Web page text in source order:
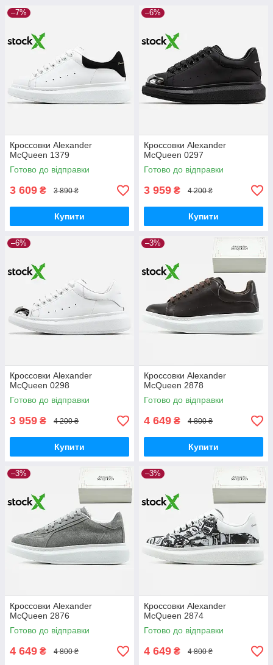
–7%
Кроссовки Alexander
McQueen 1379
Готово до відправки
3 609 ₴ 3 890 ₴
Купити
–6%
Кроссовки Alexander
McQueen 0297
Готово до відправки
3 959 ₴ 4 200 ₴
Купити
–6%
Кроссовки Alexander
McQueen 0298
Готово до відправки
3 959 ₴ 4 200 ₴
Купити
–3%
Кроссовки Alexander
McQueen 2878
Готово до відправки
4 649 ₴ 4 800 ₴
Купити
–3%
Кроссовки Alexander
McQueen 2876
Готово до відправки
4 649 ₴ 4 800 ₴
–3%
Кроссовки Alexander
McQueen 2874
Готово до відправки
4 649 ₴ 4 800 ₴